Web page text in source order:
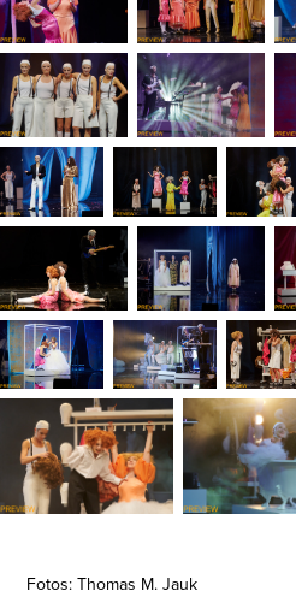
Fotos: Thomas M. Jauk